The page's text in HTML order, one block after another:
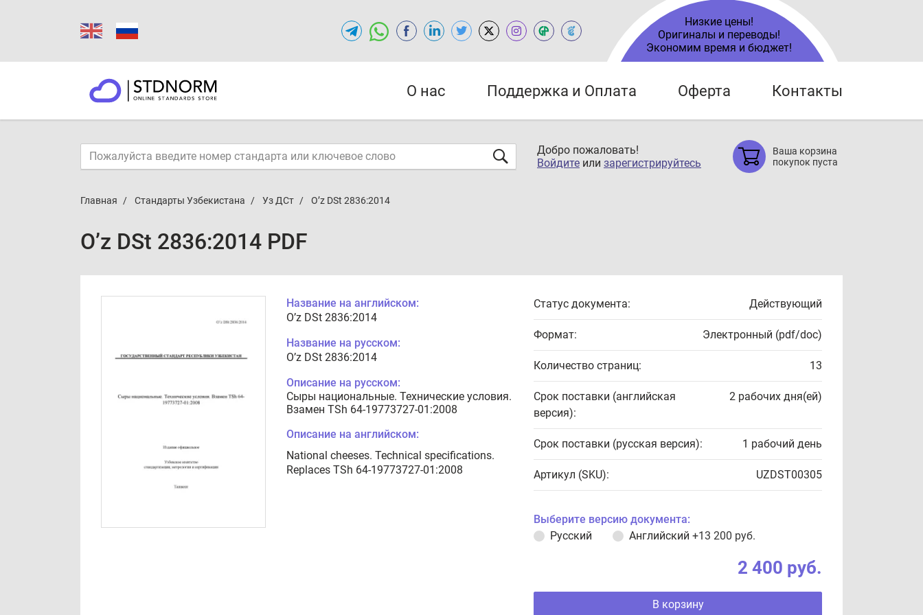
Низкие цены!
Оригиналы и переводы!
Экономим время и бюджет!
О нас Поддержка и Оплата Оферта Контакты
Добро пожаловать!
Войдите или зарегистрируйтесь
Ваша корзина
покупок пуста
Главная Стандарты Узбекистана Уз ДСт O’z DSt 2836:2014
O’z DSt 2836:2014 PDF
Название на английском:
O’z DSt 2836:2014
Название на русском:
O’z DSt 2836:2014
Описание на русском:
Сыры национальные. Технические условия.
Взамен TSh 64-19773727-01:2008
Описание на английском:
National cheeses. Technical specifications.
Replaces TSh 64-19773727-01:2008
Статус документа: Действующий
Формат: Электронный (pdf/doc)
Количество страниц: 13
Срок поставки (английская
версия):
2 рабочих дня(ей)
Срок поставки (русская версия): 1 рабочий день
Артикул (SKU): UZDST00305
Выберите версию документа:
Русский
Английский +13 200 руб.
2 400 руб.
В корзину